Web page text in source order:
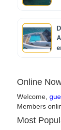
Online
Welcome,
Members
Most